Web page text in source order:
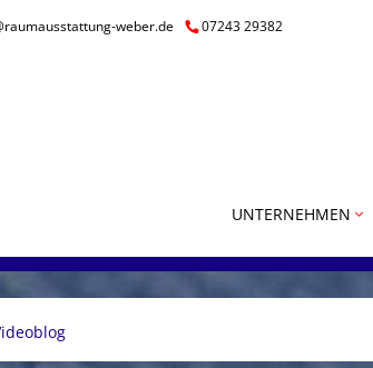
weber.de 07243 29382
UNTERNEHMEN